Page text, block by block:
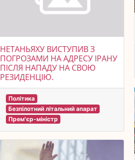
НЕТАНЬЯХУ ВИСТУПИВ З
ПОГРОЗАМИ НА АДРЕСУ ІРАНУ
ПІСЛЯ НАПАДУ НА СВОЮ
РЕЗИДЕНЦІЮ.
Політика
Безпілотний літальний апарат
Прем'єр-міністр